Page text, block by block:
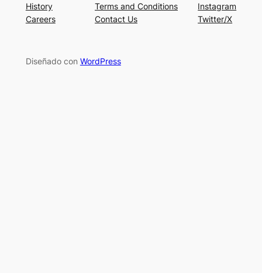
History
Careers
Terms and Conditions
Contact Us
Instagram
Twitter/X
Diseñado con WordPress